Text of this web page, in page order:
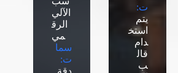
ت:
يتم
استخ
دام
قال
ب
الآلي
الرق
مي
سما
ت:
دقة